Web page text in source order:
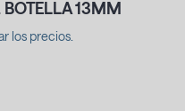
BOTELLA 13MM
los precios.